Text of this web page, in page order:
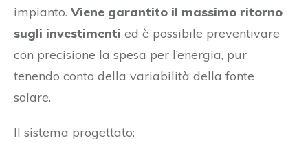
impianto. Viene garantito il massimo ritorno
sugli investimenti ed è possibile preventivare
con precisione la spesa per l’energia, pur
tenendo conto della variabilità della fonte
solare.
Il sistema progettato: